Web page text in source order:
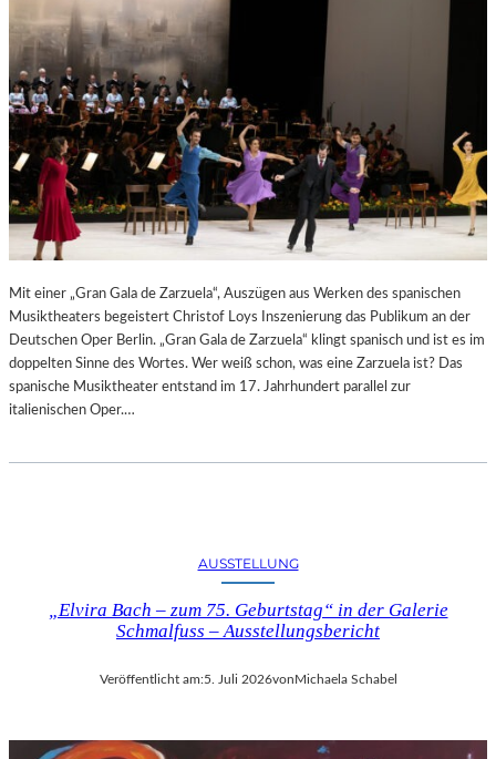
T
–
K
O
Z
E
K
–
I
C
A
Mit einer „Gran Gala de Zarzuela“, Auszügen aus Werken des spanischen
Musiktheaters begeistert Christof Loys Inszenierung das Publikum an der
Deutschen Oper Berlin. „Gran Gala de Zarzuela“ klingt spanisch und ist es im
doppelten Sinne des Wortes. Wer weiß schon, was eine Zarzuela ist? Das
spanische Musiktheater entstand im 17. Jahrhundert parallel zur
italienischen Oper.…
AUSSTELLUNG
„Elvira Bach – zum 75. Geburtstag“ in der Galerie
Schmalfuss – Ausstellungsbericht
Veröffentlicht am:5. Juli 2026von Michaela Schabel